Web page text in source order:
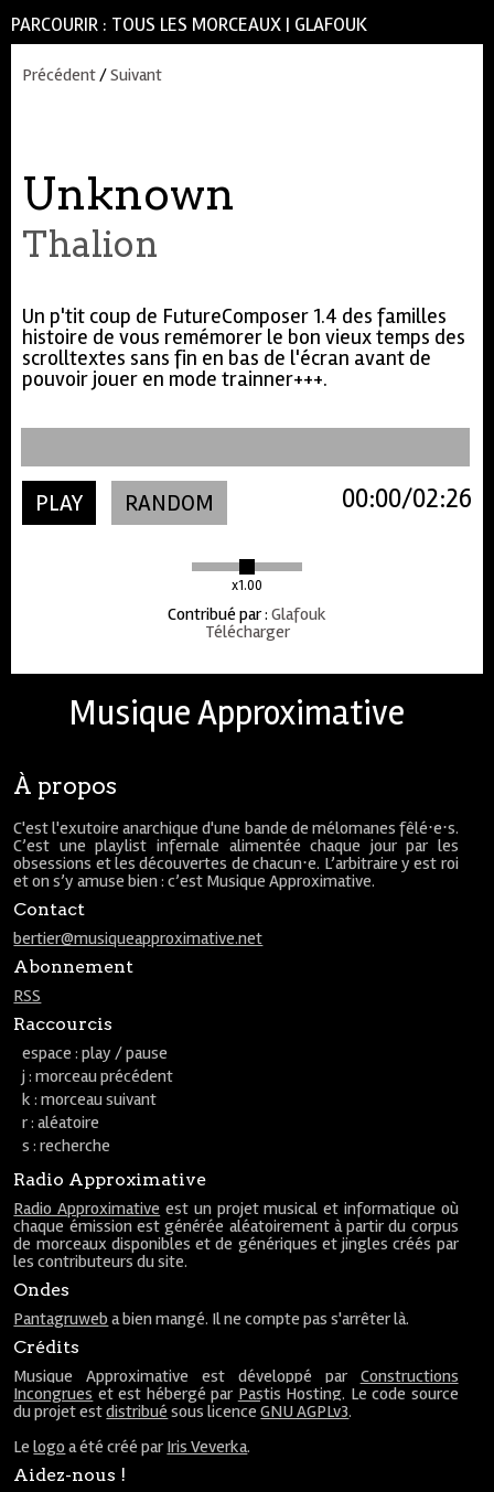
PARCOURIR : TOUS LES MORCEAUX | GLAFOUK
Précédent/Suivant
Unknown
Thalion
Un p'tit coup de FutureComposer 1.4 des familles
histoire de vous remémorer le bon vieux temps des
scrolltextes sans fin en bas de l'écran avant de
pouvoir jouer en mode trainner+++.
PLAY RANDOM
x1.00
02:26
00:00
Contribué par: Glafouk
Télécharger
Musique Approximative
À propos
C'est l'exutoire anarchique d'une bande de mélomanes fêlé⋅e⋅s.
C’est une playlist infernale alimentée chaque jour par les
obsessions et les découvertes de chacun⋅e. L’arbitraire y est roi
et on s’y amuse bien : c’est Musique Approximative.
Contact
bertier@musiqueapproximative.net
Abonnement
RSS
Raccourcis
espace : play / pause
j : morceau précédent
k : morceau suivant
r : aléatoire
s : recherche
Radio Approximative
Radio Approximative est un projet musical et informatique où
chaque émission est générée aléatoirement à partir du corpus
de morceaux disponibles et de génériques et jingles créés par
les contributeurs du site.
Ondes
Pantagruweb a bien mangé. Il ne compte pas s'arrêter là.
Crédits
Musique Approximative est développé par Constructions
Incongrues et est hébergé par Pastis Hosting. Le code source
du projet estdistribué sous licenceGNU AGPLv3.
Lelogo a été créé par Iris Veverka.
Aidez-nous !